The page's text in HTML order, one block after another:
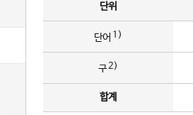
단위
단어 1)
구2)
합계